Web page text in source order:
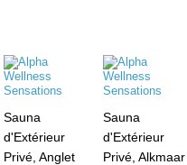
Sauna
d'Extérieur
Privé, Anglet
Sauna
d'Extérieur
Privé, Alkmaar